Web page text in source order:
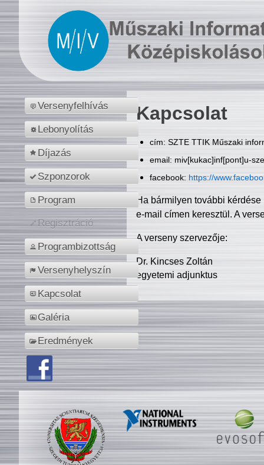
Versenyfelhívás
Lebonyolítás
Díjazás
Szponzorok
Program
Regisztráció
Programbizottság
Versenyhelyszín
Kapcsolat
Galéria
Eredmények
Kapcsolat
cím: SZTE TTIK Műszaki
email: miv[kukac]inf[pont]u-
facebook: https://
Ha bármilyen további
e-mail címen keresztül. A
A verseny szervezője:
Dr. Kincses Zoltán
egyetemi adjunktus